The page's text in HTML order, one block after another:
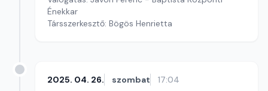
Énekkar
Társszerkesztő: Bögös Henrietta
2025. 04. 26. szombat 17:04